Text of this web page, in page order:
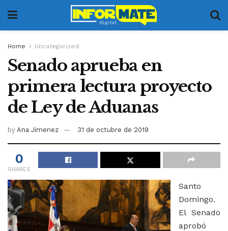
Home Uncategorized
Senado aprueba en
primera lectura proyecto
de Ley de Aduanas
by Ana Jimenez 31 de octubre de 2019
0
SHARES
Santo
Domingo.
El Senado
aprobó